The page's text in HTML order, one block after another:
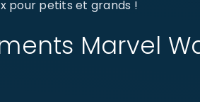
pour petits et grands !
Marvel